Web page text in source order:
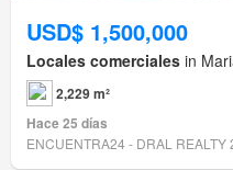
USD$ 1,500,000
Locales comerciales in
2,229 m²
Hace 25 días
ENCUENTRA24 - DRAL REALTY